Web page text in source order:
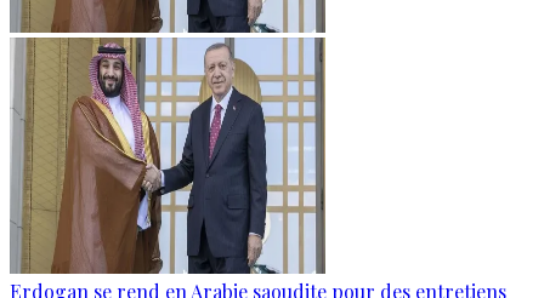
Erdogan se rend en Arabie saoudite pour des entretiens